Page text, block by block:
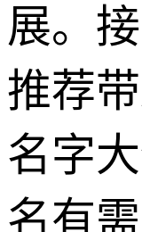
展。
推荐
名字
名有